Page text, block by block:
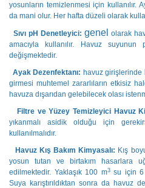
yosunların temizlenmesi için kullanılır.
da mani olur. Her hafta düzeli olarak
Sıvı pH Denetleyici: genelolarak
amacıyla kullanılır. Havuz
değişmektedir.
Ayak Dezenfektanı: havuz girişlerinde
girmesi muhtemel zararlıların etkisiz
havuza dışarıdan gelebilecek olası
Filtre ve Yüzey Temizleyici Havuz
yıkanmalı asidik olduğu için
kullanılmalıdır.
Havuz Kış Bakım Kimyasalı: Kış
yosun tutan ve birtakım hasarlara
edilmektedir. Yaklaşık 100 m3 su için 6
Suya karıştırıldıktan sonra da havuz